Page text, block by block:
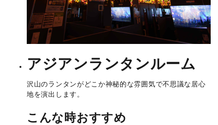
アジアンランタンルーム
沢山のランタンがどこか神秘的な雰囲気で不思議な居心
地を演出します。
こんな時おすすめ